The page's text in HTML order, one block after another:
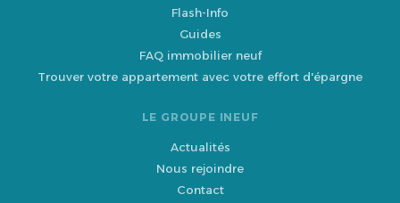
Flash-Info
Guides
FAQ immobilier neuf
Trouver votre appartement avec votre effort d'épargne
LE GROUPE INEUF
Actualités
Nous rejoindre
Contact